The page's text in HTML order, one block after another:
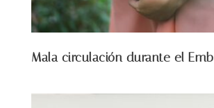
Mala circulación durante el